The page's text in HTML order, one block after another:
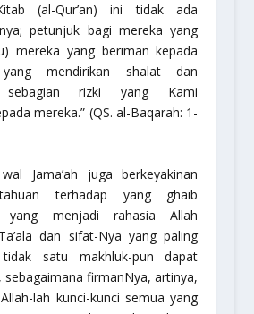
(al-Qur’an) ini tidak ada
petunjuk bagi mereka yang
mereka yang beriman kepada
mendirikan shalat dan
sebagian rizki yang Kami
mereka.” (QS. al-Baqarah: 1-
Jama’ah juga berkeyakinan
terhadap yang ghaib
yang menjadi rahasia Allah
dan sifat-Nya yang paling
satu makhluk-pun dapat
firmanNya, artinya,
lah kunci-kunci semua yang